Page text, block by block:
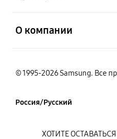
О компании
© 1995-2026 Samsung. Все
Россия/Русский
ХОТИТЕ